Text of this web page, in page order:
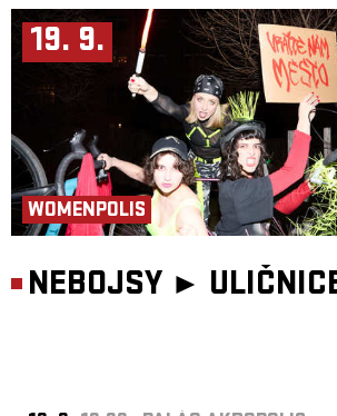
19. 9.
WOMENPOLIS
NEBOJSY ►